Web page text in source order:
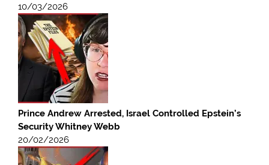
10/03/2026
Prince Andrew Arrested, Israel Controlled Epstein’s
Security Whitney Webb
20/02/2026